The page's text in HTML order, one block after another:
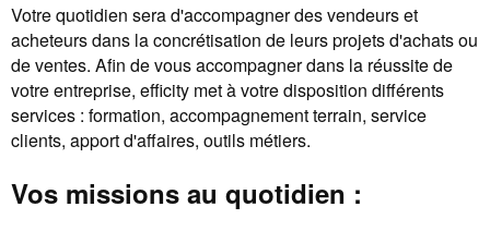
Votre quotidien sera d'accompagner des vendeurs et
acheteurs dans la concrétisation de leurs projets d'achats ou
de ventes. Afin de vous accompagner dans la réussite de
votre entreprise, efficity met à votre disposition différents
services : formation, accompagnement terrain, service
clients, apport d'affaires, outils métiers.
Vos missions au quotidien :